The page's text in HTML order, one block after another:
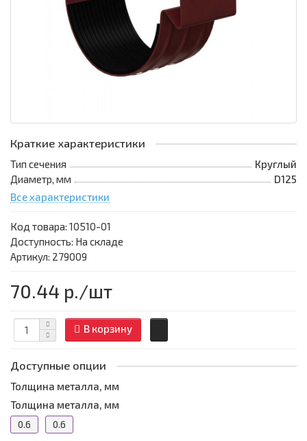
Краткие характеристики
Тип сечения
Круглый
Диаметр, мм
D125
Все характеристики
Код товара: 10510-01
Доступность: На складе
Артикул: 279009
70.44 р./шт
В корзину
Доступные опции
Толщина металла, мм
Толщина металла, мм
0.6 0.6